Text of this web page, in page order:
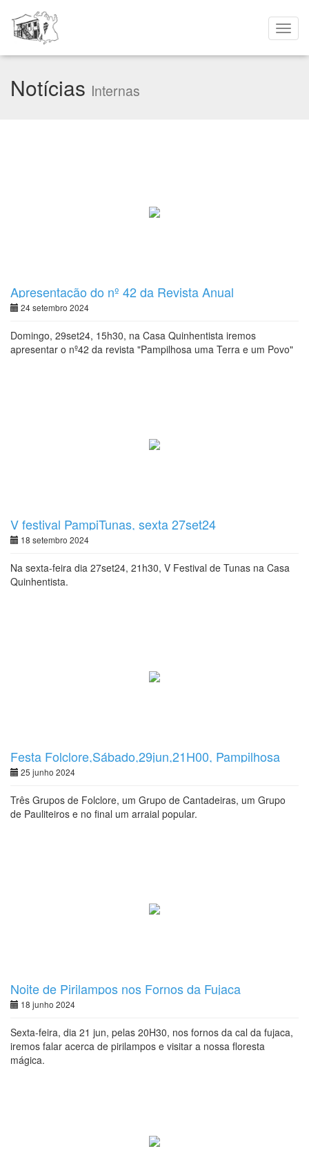
Notícias Internas
Apresentação do nº 42 da Revista Anual
24 setembro 2024
Domingo, 29set24, 15h30, na Casa Quinhentista iremos
apresentar o nº42 da revista "Pampilhosa uma Terra e um Povo"
V festival PampiTunas, sexta 27set24
18 setembro 2024
Na sexta-feira dia 27set24, 21h30, V Festival de Tunas na Casa
Quinhentista.
Festa Folclore,Sábado,29jun,21H00, Pampilhosa
25 junho 2024
Três Grupos de Folclore, um Grupo de Cantadeiras, um Grupo
de Pauliteiros e no final um arraial popular.
Noite de Pirilampos nos Fornos da Fujaca
18 junho 2024
Sexta-feira, dia 21 jun, pelas 20H30, nos fornos da cal da fujaca,
iremos falar acerca de pirilampos e visitar a nossa floresta
mágica.